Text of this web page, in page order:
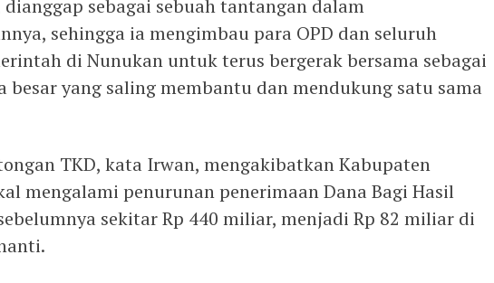
sebagai sebuah tantangan dalam
sehingga ia mengimbau para OPD dan seluruh
di Nunukan untuk terus bergerak bersama sebagai
besar yang saling membantu dan mendukung satu sama
TKD, kata Irwan, mengakibatkan Kabupaten
mengalami penurunan penerimaan Dana Bagi Hasil
sekitar Rp 440 miliar, menjadi Rp 82 miliar di